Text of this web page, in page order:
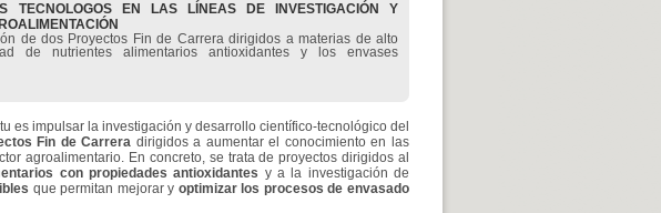
EN LAS LÍNEAS DE INVESTIGACIÓN Y
de dos Proyectos Fin de Carrera dirigidos a materias de alto
de nutrientes alimentarios antioxidantes y los envases
es impulsar la investigación y desarrollo científico-tecnológico del
Fin de Carrera dirigidos a aumentar el conocimiento en las
agroalimentario. En concreto, se trata de proyectos dirigidos al
con propiedades antioxidantes y a la investigación de
que permitan mejorar y optimizar los procesos de envasado